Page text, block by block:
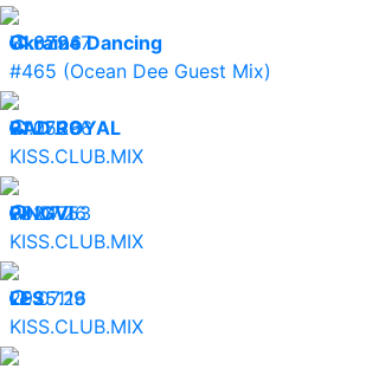
31.07.26
32947
Ukraine Dancing
#465 (Ocean Dee Guest Mix)
31.07.26
25396
RAD ROYAL
KISS.CLUB.MIX
30.07.26
24753
PINGVI
KISS.CLUB.MIX
29.07.26
25119
LES
KISS.CLUB.MIX